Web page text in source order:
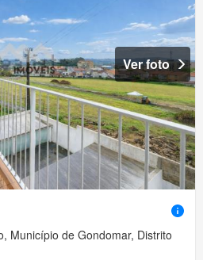
Ver foto
Município de Gondomar, Distrito